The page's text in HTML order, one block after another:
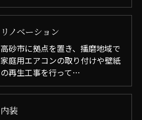
リノベーション
高砂市に拠点を置き、播磨地域で
家庭用エアコンの取り付けや壁紙
の再生工事を行って…
内装